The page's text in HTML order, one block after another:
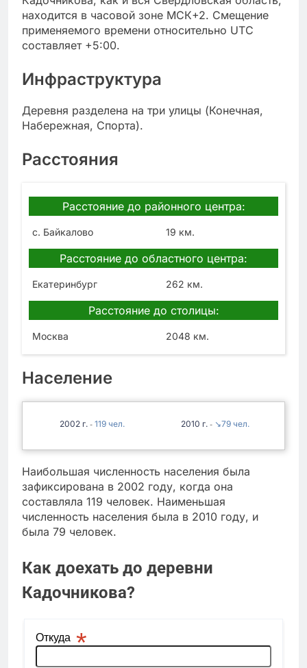
находится в часовой зоне МСК+2. Смещение
применяемого времени относительно UTC
составляет +5:00.
Инфраструктура
Деревня разделена на три улицы (Конечная,
Набережная, Спорта).
Расстояния
Расстояние до районного центра:
с. Байкалово 19 км.
Расстояние до областного центра:
Екатеринбург 262 км.
Расстояние до столицы:
Москва 2048 км.
Население
2002 - 119 2010 - ↘79
Наибольшая численность населения была
зафиксирована в 2002 году, когда она
составляла 119 человек. Наименьшая
численность населения была в 2010 году, и
была 79 человек.
Как доехать до деревни
Кадочникова?